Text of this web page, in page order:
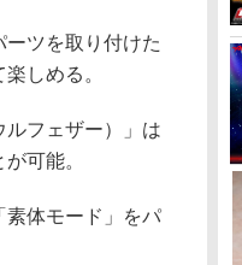
ーツを取り付けた
しめる。
ルフェザー）」は
可能。
素体モード」をパ